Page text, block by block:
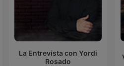
La Entrevista con Yordi
Rosado